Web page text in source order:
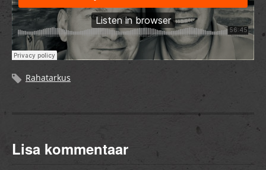
Rahatarkus
Lisa kommentaar